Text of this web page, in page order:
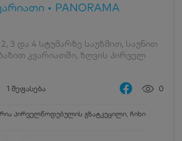
• PANORAMA
3 და 4 სტუმარზე საუზმით, საუნით
კვარიათში, ზღვის პირველ
1 შეფასება 0
პირველწოდებულის გზატკეცილი, ჩიხი